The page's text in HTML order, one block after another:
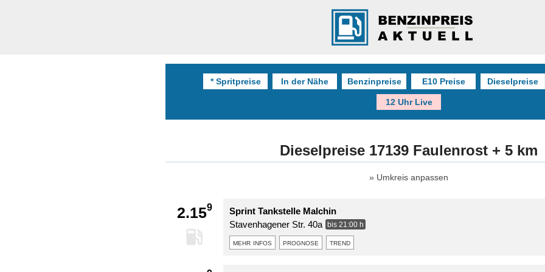
* Spritpreise In der Nähe Benzinpreise E10 Preise Dieselpreise
12 Uhr Live
Dieselpreise 17139 Faulenrost + 5 km
Umkreis anpassen
2.159
Sprint Tankstelle Malchin
Stavenhagener Str. 40a
bis 21:00 h
mehr infos prognose trend